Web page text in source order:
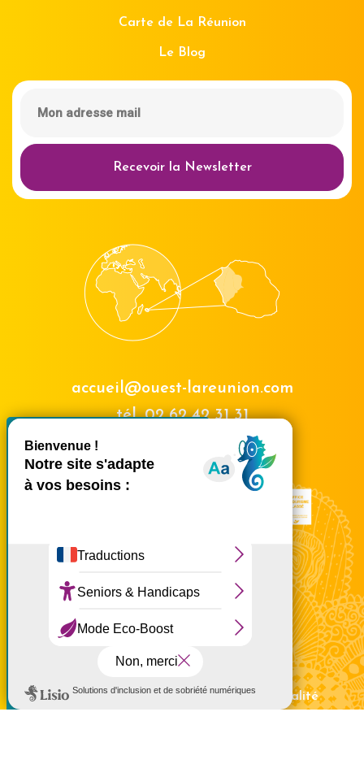
Tout accepter
Tout refuser
Masquer le
Voir la carte
Carte de La Réunion
Le Blog
Recevoir la Newsletter
accueil@ouest-lareunion.com
tél.02 62 42 31 31
Nous rencontrer
Mentions légales Politique de confidentialité